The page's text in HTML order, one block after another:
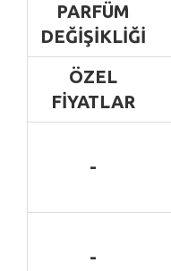
PARFÜM
DEĞIŞIKLIĞI
ÖZEL
FIYATLAR
-
-